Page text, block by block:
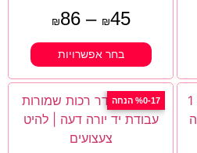
₪45
–
₪86
בחר אפשרויות
%0-17 הנחה